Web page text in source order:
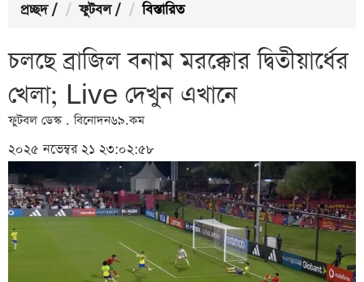
প্রচ্ছদ / ফুটবল / বিস্তারিত
চলছে ব্রাজিল বনাম মরক্কোর দ্বিতীয়ার্ধের
খেলা; Live দেখুন এখানে
ফুটবল ডেস্ক . বিনোদন৬৯.কম
২০২৫ নভেম্বর ২১ ২৩:০২:৫৮